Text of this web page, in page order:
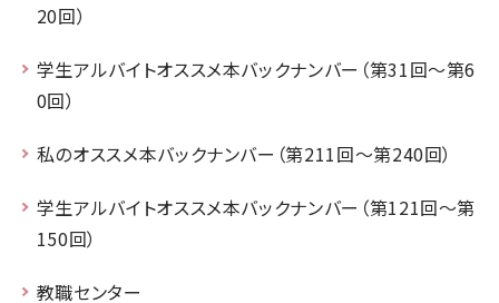
20回）
学生アルバイトオススメ本バックナンバー（第31回～第6
0回）
私のオススメ本バックナンバー（第211回～第240回）
学生アルバイトオススメ本バックナンバー（第121回～第
150回）
教職センター